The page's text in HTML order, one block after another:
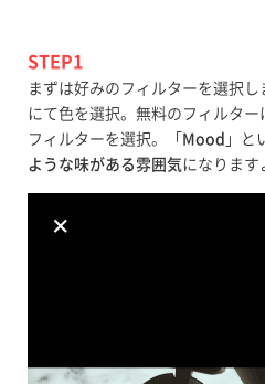
STEP1
まずは好みのフィルターを選択
にて色を選択。無料のフィルター
フィルターを選択。「 Mood 」と
ような味がある雰囲気になりま